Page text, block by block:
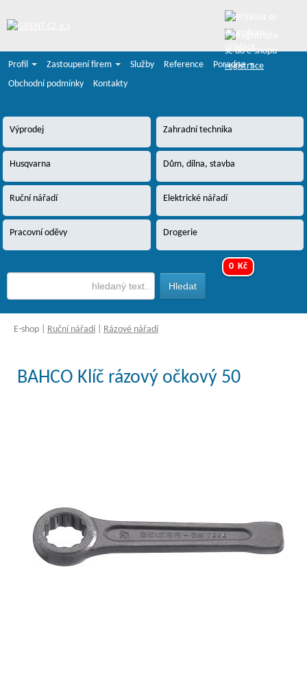
registrace
Profil
Zastoupení firem Služby Reference
Poradna
Obchodní podmínky
Kontakty
Výprodej Zahradní technika
Husqvarna Dům, dílna, stavba
Ruční nářadí Elektrické nářadí
Pracovní oděvy Drogerie
0 Kč
E-shop Ruční nářadí Rázové nářadí
BAHCO Klíč rázový očkový 50